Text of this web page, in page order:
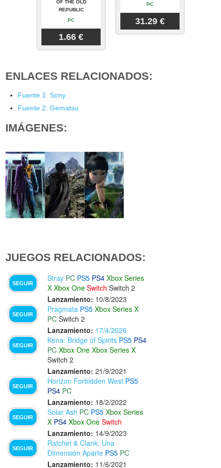
OF THE OLD
REPUBLIC
PC
1.66 €
PC
31.29 €
ENLACES RELACIONADOS:
Fuente 1: Sony
Fuente 2: Gematsu
IMÁGENES:
JUEGOS RELACIONADOS:
SEGUIR
Stray PC PS5 PS4 Xbox Series
X Xbox One Switch Switch 2
Lanzamiento: 10/8/2023
SEGUIR
Pragmata PS5 Xbox Series X
PC Switch 2
Lanzamiento: 17/4/2026
SEGUIR
Kena: Bridge of Spirits PS5 PS4
PC Xbox One Xbox Series X
Switch 2
Lanzamiento: 21/9/2021
SEGUIR
Horizon Forbidden West PS5
PS4 PC
Lanzamiento: 18/2/2022
SEGUIR
Solar Ash PC PS5 Xbox Series
X PS4 Xbox One Switch
Lanzamiento: 14/9/2023
SEGUIR
Ratchet & Clank: Una
Dimensión Aparte PS5 PC
Lanzamiento: 11/6/2021